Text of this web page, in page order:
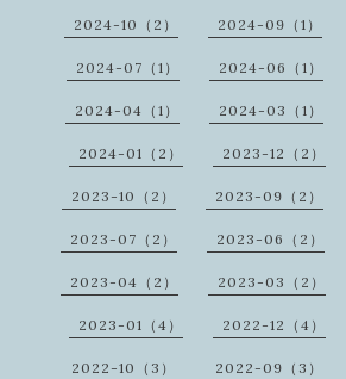
2024-10（2） 2024-09（1）
2024-07（1） 2024-06（1）
2024-04（1） 2024-03（1）
2024-01（2） 2023-12（2）
2023-10（2） 2023-09（2）
2023-07（2） 2023-06（2）
2023-04（2） 2023-03（2）
2023-01（4） 2022-12（4）
2022-10（3） 2022-09（3）